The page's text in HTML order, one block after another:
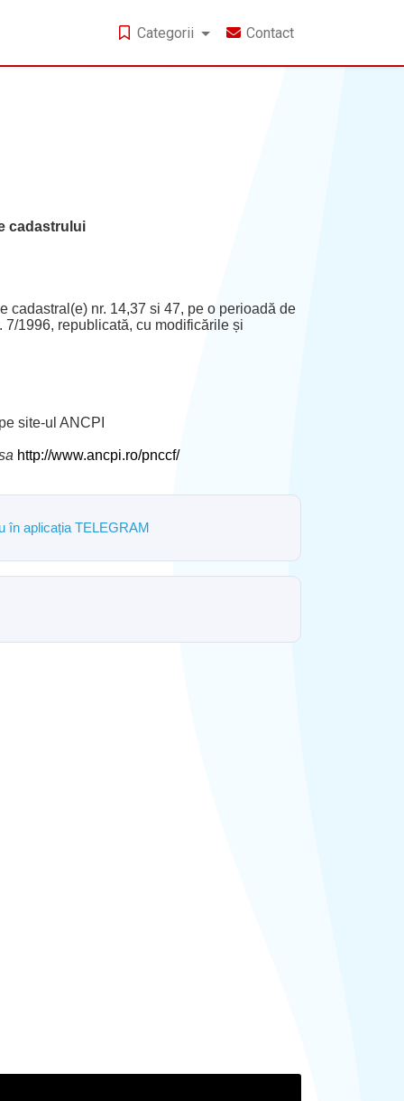
Categorii Contact
cadastrului
cadastral(e) nr. 14,37 si 47, pe o perioadă de
1996, republicată, cu modificările și
site-ul ANCPI
http://www.ancpi.ro/pnccf/
în aplicația TELEGRAM